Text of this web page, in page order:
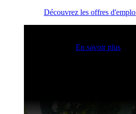
Découvrez les offres
En savoir plus